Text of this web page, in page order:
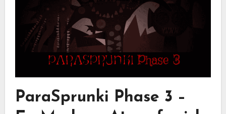
ParaSprunki Phase 3 –